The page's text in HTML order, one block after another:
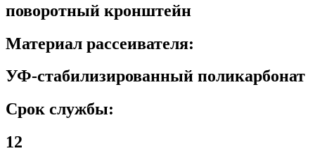
поворотный кронштейн
Материал рассеивателя:
УФ-стабилизированный поликарбонат
Срок службы:
12